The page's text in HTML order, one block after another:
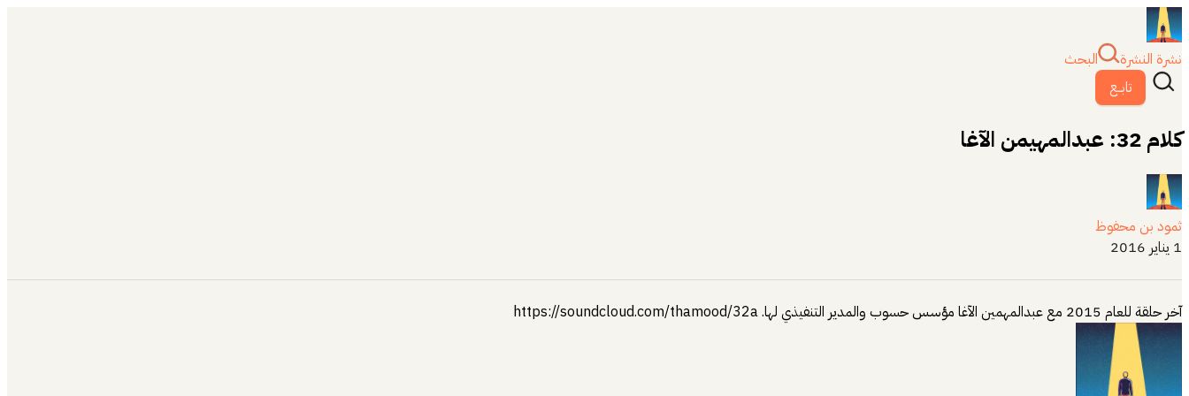
نشرة النشرة
البحث
تابــع
كلام 32: عبدالمهيمن الآغا
ثمود بن محفوظ
1 يناير 2016
آخر حلقة للعام 2015 مع عبدالمهمين الآغا مؤسس حسوب والمدير التنفيذي لها. https://soundcloud.com/thamood/32a